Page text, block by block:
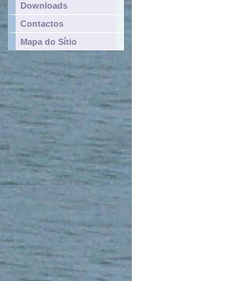
Downloads
Contactos
Mapa do Sítio